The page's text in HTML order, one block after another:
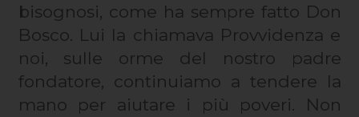
bisognosi, come ha sempre fatto Don
Bosco. Lui la chiamava Provvidenza e
noi, sulle orme del nostro padre
fondatore, continuiamo a tendere la
mano per aiutare i più poveri. Non